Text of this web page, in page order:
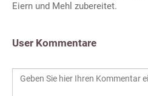
Eiern und Mehl zubereitet.
User Kommentare